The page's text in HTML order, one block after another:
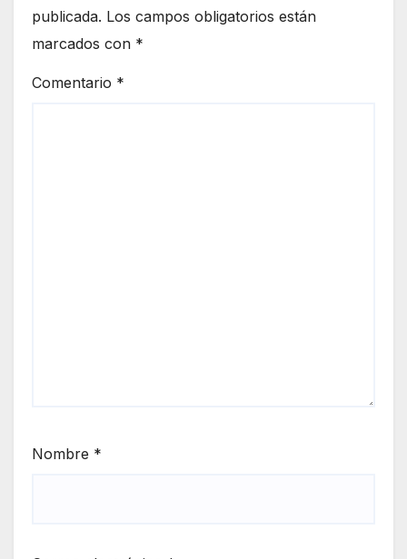
publicada. Los campos obligatorios están
marcados con *
Comentario *
Nombre *